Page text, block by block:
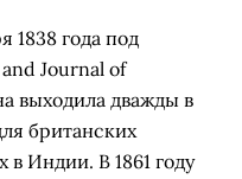
1838 года под
Journal of
выходила дважды в
британских
Индии. В 1861 году